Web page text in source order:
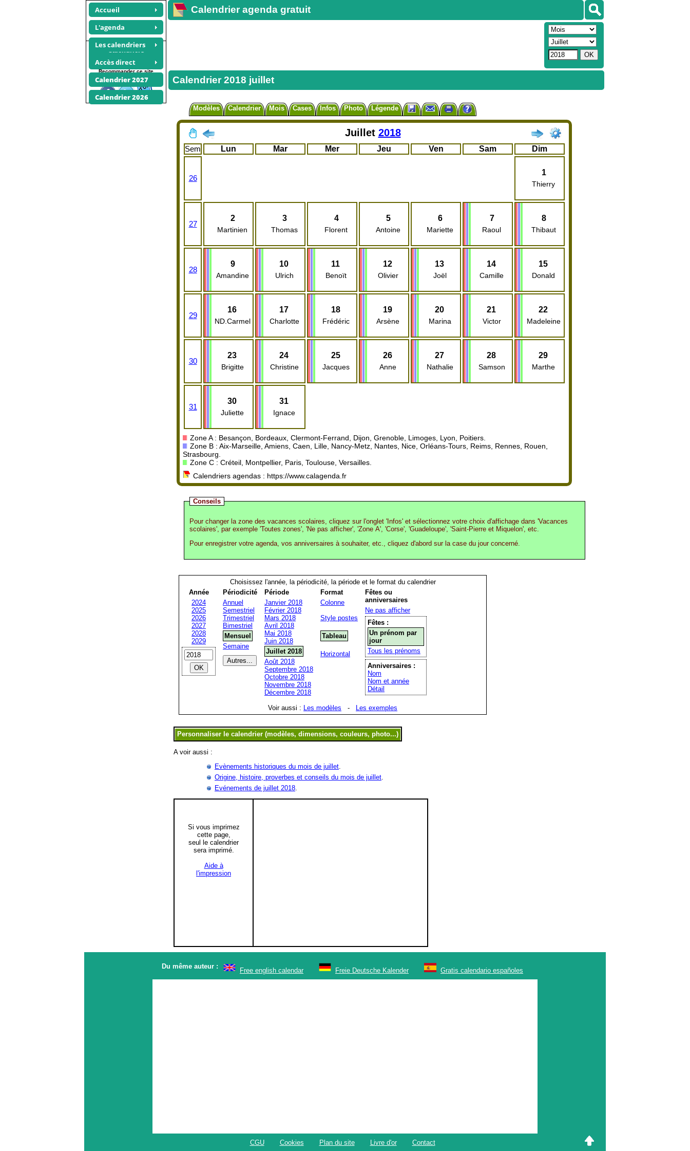
Accueil
L'agenda
Les calendriers
Accès direct
Calendrier 2027
Calendrier 2026
Calendrier agenda gratuit
Calendrier 2018 juillet
Modèles Calendrier Mois Cases Infos Photo Légende
Juillet 2018
Sem Lun Mar Mer Jeu Ven Sam Dim
26
1
Thierry
27
2
Martinien
3
Thomas
4
Florent
5
Antoine
6
Mariette
7
Raoul
8
Thibaut
28
9
Amandine
10
Ulrich
11
Benoït
12
Olivier
13
Joël
14
Camille
15
Donald
29
16
ND.Carmel
17
Charlotte
18
Frédéric
19
Arsène
20
Marina
21
Victor
22
Madeleine
30
23
Brigitte
24
Christine
25
Jacques
26
Anne
27
Nathalie
28
Samson
29
Marthe
31
30
Juliette
31
Ignace
Zone A : Besançon, Bordeaux, Clermont-Ferrand, Dijon, Grenoble, Limoges, Lyon, Poitiers.
Zone B : Aix-Marseille, Amiens, Caen, Lille, Nancy-Metz, Nantes, Nice, Orléans-Tours, Reims, Rennes, Rouen,
Strasbourg.
Zone C : Créteil, Montpellier, Paris, Toulouse, Versailles.
Calendriers agendas : https://www.calagenda.fr
Conseils
Pour changer la zone des vacances scolaires, cliquez sur l'onglet 'Infos' et sélectionnez votre choix d'affichage dans 'Vacances
scolaires', par exemple 'Toutes zones', 'Ne pas afficher', 'Zone A', 'Corse', 'Guadeloupe', 'Saint-Pierre et Miquelon', etc.
Pour enregistrer votre agenda, vos anniversaires à souhaiter, etc., cliquez d'abord sur la case du jour concerné.
Choisissez l'année, la périodicité, la période et le format du calendrier
Année
2024
2025
2026
2027
2028
2029
Périodicité
Annuel
Semestriel
Trimestriel
Bimestriel
Mensuel
Semaine
Période
Janvier 2018
Février 2018
Mars 2018
Avril 2018
Mai 2018
Juin 2018
Juillet 2018
Août 2018
Septembre 2018
Octobre 2018
Novembre 2018
Décembre 2018
Format
Colonne
Style postes
Tableau
Horizontal
Fêtes ou
anniversaires
Ne pas afficher
Fêtes :
Un prénom par
jour
Tous les prénoms
Anniversaires :
Nom
Nom et année
Détail
Voir aussi : Les modèles - Les exemples
A voir aussi :
Evènements historiques du mois de juillet.
Origine, histoire, proverbes et conseils du mois de juillet.
Evénements de juillet 2018.
Si vous imprimez
cette page,
seul le calendrier
sera imprimé.
Aide à
l'impression
Calendriers
juillet 2018
Recommander ce site
Du même auteur :
Free english calendar Freie Deutsche Kalender Gratis calendario españoles
CGU Cookies Plan du site Livre d'or Contact